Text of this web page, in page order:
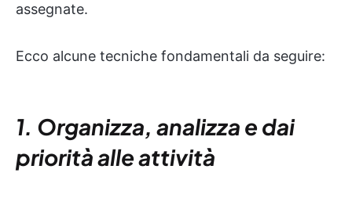
assegnate.
Ecco alcune tecniche fondamentali da seguire:
1. Organizza, analizza e dai
priorità alle attività